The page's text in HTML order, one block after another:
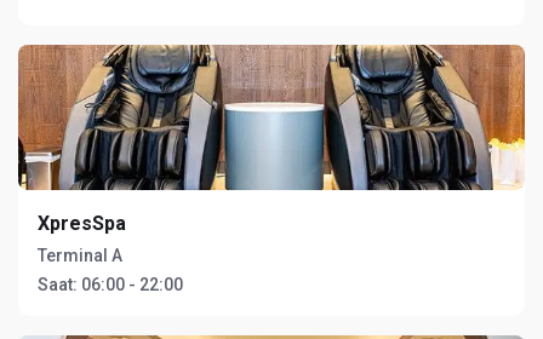
XpresSpa
Terminal A
Saat: 06:00 - 22:00